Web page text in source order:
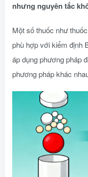
nhưng nguyên tắc
Một số thuốc như
phù hợp với kiểm định
áp dụng phương pháp
phương pháp khác